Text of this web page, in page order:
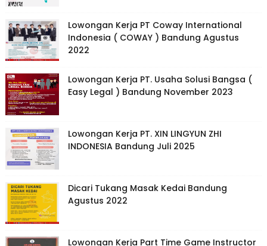
Lowongan Kerja PT Coway International
Indonesia ( COWAY ) Bandung Agustus
2022
Lowongan Kerja PT. Usaha Solusi Bangsa (
Easy Legal ) Bandung November 2023
Lowongan Kerja PT. XIN LINGYUN ZHI
INDONESIA Bandung Juli 2025
Dicari Tukang Masak Kedai Bandung
Agustus 2022
Lowongan Kerja Part Time Game Instructor